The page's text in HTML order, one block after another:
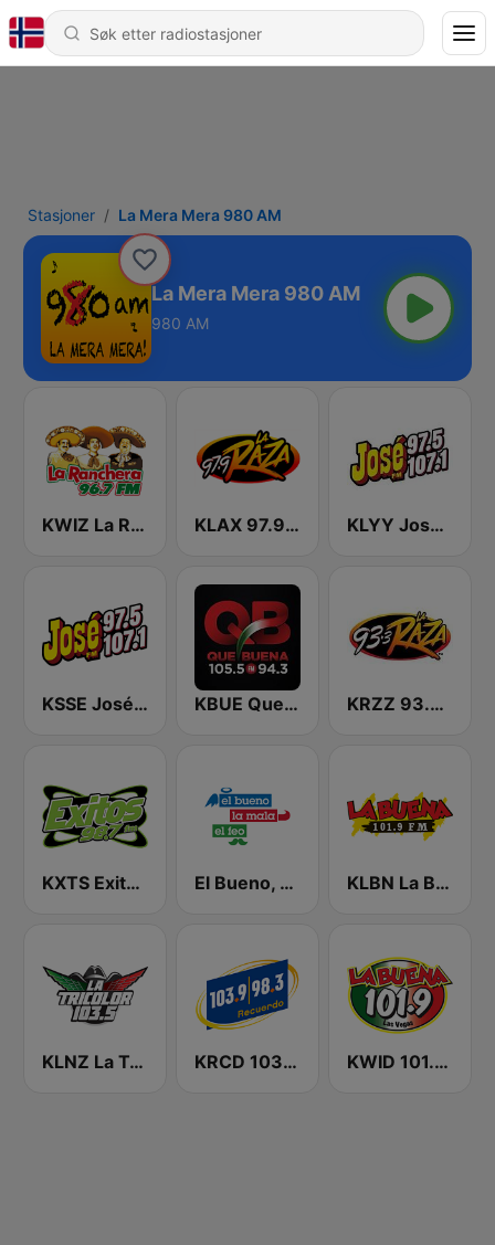
Stasjoner La Mera Mera 980 AM
La Mera Mera 980 AM
980 AM
KWIZ La Ranchera 96.7 FM (US Only) KLAX 97.9 La Raza FM KLYY José 97.5 y 107.1
KSSE José 97.5 y 107.1 KBUE Que Buena 105.5 / 94.3 FM (US Only) KRZZ 93.3 La Raza FM
KXTS Exitos 98.7 FM El Bueno, La Mala y El Feo KLBN La Buena 101.9 FM
KLNZ La Tricolor 103.5 FM KRCD 103.9 - 98.3 Recuerdo (US Only) KWID 101.9 La Buena